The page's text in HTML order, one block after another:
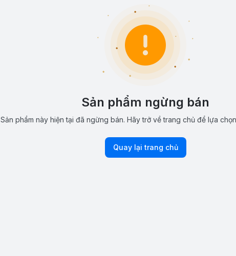
Sản phẩm ngừng bán
Sản phẩm này hiện tại đã ngừng bán. Hãy trở về trang chủ để lựa
Quay lại trang chủ